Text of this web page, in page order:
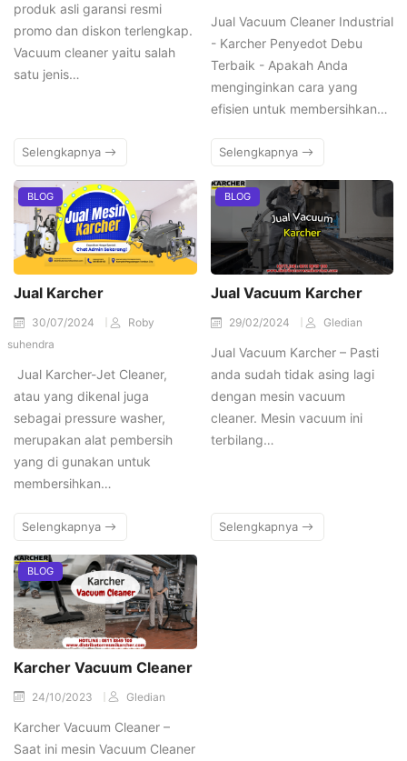
produk asli garansi resmi
promo dan diskon terlengkap.
Vacuum cleaner yaitu salah
satu jenis…
Selengkapnya
Jual Vacuum Cleaner Industrial
- Karcher Penyedot Debu
Terbaik - Apakah Anda
menginginkan cara yang
efisien untuk membersihkan…
Selengkapnya
BLOG
Jual Karcher
30/07/2024
Roby
suhendra
Jual Karcher-Jet Cleaner,
atau yang dikenal juga
sebagai pressure washer,
merupakan alat pembersih
yang di gunakan untuk
membersihkan…
Selengkapnya
BLOG
Jual Vacuum Karcher
29/02/2024 Gledian
Jual Vacuum Karcher – Pasti
anda sudah tidak asing lagi
dengan mesin vacuum
cleaner. Mesin vacuum ini
terbilang…
Selengkapnya
BLOG
Karcher Vacuum Cleaner
24/10/2023 Gledian
Karcher Vacuum Cleaner –
Saat ini mesin Vacuum Cleaner